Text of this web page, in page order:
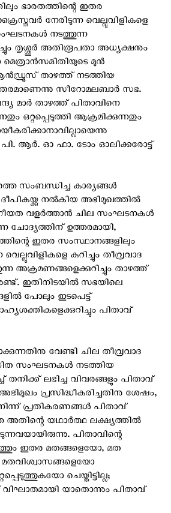
ഭാരതത്തിന്റെ ഇതര
നേരിടുന്ന വെല്ലുവിളികളെ
നടത്തുന്ന
തൃശ്ശൂർ അതിരൂപതാ അധ്യക്ഷനും
മുൻ
താഴത്ത് നടത്തിയ
സീറോമലബാർ സഭ.
മാർ താഴത്ത് പിതാവിനെ
ഒറ്റപ്പെടുത്തി ആക്രമിക്കുന്നതും
ആർ. ഓ ഫാ. ടോം ഓലിക്കരോട്ട്
സംബന്ധിച്ച കാര്യങ്ങൾ
നല്‍കിയ അഭിമുഖത്തില്‍
വളർത്താൻ ചില സംഘടനകൾ
ചോദ്യത്തിന് ഉത്തരമായി,
ഇതര സംസ്ഥാനങ്ങളിലും
കുറിച്ചും തീവ്രവാദ
അക്രമണങ്ങളെക്കുറിച്ചും താഴത്ത്
ഇതിനിടയിൽ സഭയിലെ
പോലും ഇടപെട്ട്
പിതാവ്
വേണ്ടി ചില തീവ്രവാദ
സംഘടനകൾ നടത്തിയ
തനിക്ക് ലഭിച്ച വിവരങ്ങളും പിതാവ്
പ്രസിദ്ധീകരിച്ചതിനു ശേഷം,
പ്രതികരണങ്ങൾ പിതാവ്
അതിന്റെ യഥാർത്ഥ ലക്ഷ്യത്തിൽ
പിതാവിന്റെ
ഇതര മതങ്ങളെയോ, മത
മതവിശ്വാസങ്ങളെയോ
ചെയ്തിട്ടില്ല;
യാതൊന്നും പിതാവ്